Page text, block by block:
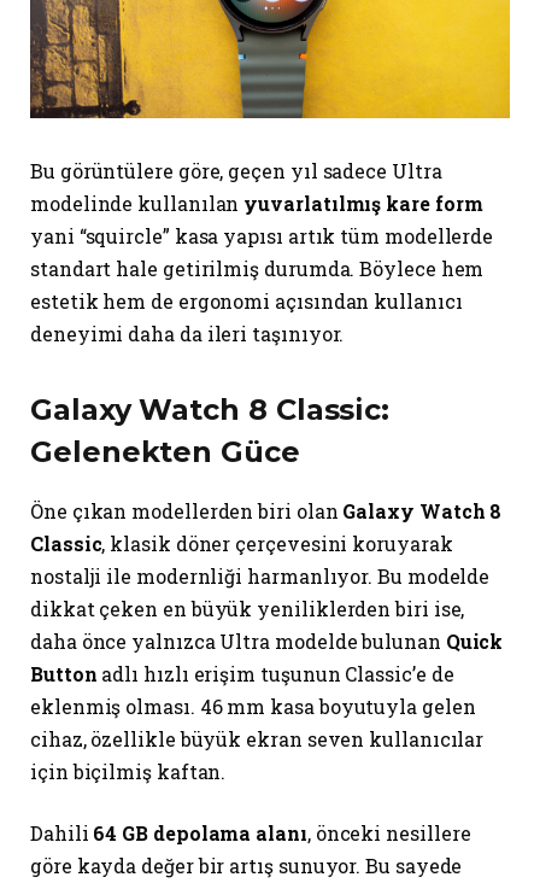
Bu görüntülere göre, geçen yıl sadece Ultra
modelinde kullanılan yuvarlatılmış kare form
yani “squircle” kasa yapısı artık tüm modellerde
standart hale getirilmiş durumda. Böylece hem
estetik hem de ergonomi açısından kullanıcı
deneyimi daha da ileri taşınıyor.
Galaxy Watch 8 Classic:
Gelenekten Güce
Öne çıkan modellerden biri olan Galaxy Watch 8
Classic, klasik döner çerçevesini koruyarak
nostalji ile modernliği harmanlıyor. Bu modelde
dikkat çeken en büyük yeniliklerden biri ise,
daha önce yalnızca Ultra modelde bulunan Quick
Button adlı hızlı erişim tuşunun Classic’e de
eklenmiş olması. 46 mm kasa boyutuyla gelen
cihaz, özellikle büyük ekran seven kullanıcılar
için biçilmiş kaftan.
Dahili 64 GB depolama alanı, önceki nesillere
göre kayda değer bir artış sunuyor. Bu sayede